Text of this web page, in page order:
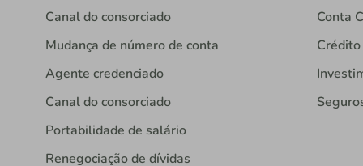
Canal do consorciado
Mudança de número de conta
Agente credenciado
Canal do consorciado
Portabilidade de salário
Renegociação de dívidas
Conta
Crédito